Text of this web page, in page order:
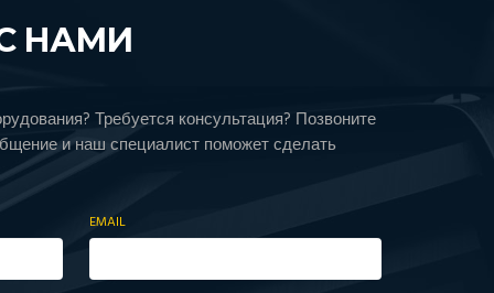
НАМИ
Требуется консультация? Позвоните
и наш специалист поможет сделать
EMAIL